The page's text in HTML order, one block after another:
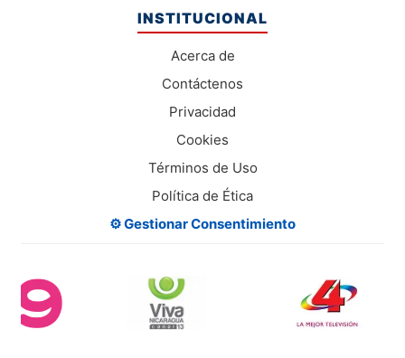
INSTITUCIONAL
Acerca de
Contáctenos
Privacidad
Cookies
Términos de Uso
Política de Ética
⚙️ Gestionar Consentimiento